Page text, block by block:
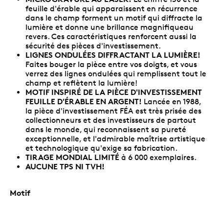
feuille d'érable qui apparaissent en récurrence
dans le champ forment un motif qui diffracte la
lumière et donne une brillance magnifiqueau
revers. Ces caractéristiques renforcent aussi la
sécurité des pièces d'investissement.
LIGNES ONDULÉES DIFFRACTANT LA LUMIÈRE!
Faites bouger la pièce entre vos doigts, et vous
verrez des lignes ondulées qui remplissent tout le
champ et reflètent la lumière!
MOTIF INSPIRÉ DE LA PIÈCE D'INVESTISSEMENT
FEUILLE D'ÉRABLE EN ARGENT! Lancée en 1988,
la pièce d'investissement FÉA est très prisée des
collectionneurs et des investisseurs de partout
dans le monde, qui reconnaissent sa pureté
exceptionnelle, et l'admirable maîtrise artistique
et technologique qu'exige sa fabrication.
TIRAGE MONDIAL LIMITÉ à 6 000 exemplaires.
AUCUNE TPS NI TVH!
Motif